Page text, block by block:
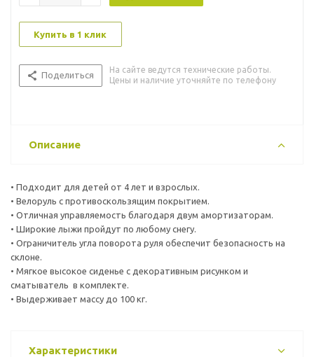
Купить в 1 клик
Поделиться
На сайте ведутся технические работы.
Цены и наличие уточняйте по телефону
Описание
• Подходит для детей от 4 лет и взрослых.
• Велоруль с противоскользящим покрытием.
• Отличная управляемость благодаря двум амортизаторам.
• Широкие лыжи пройдут по любому снегу.
• Ограничитель угла поворота руля обеспечит безопасность на
склоне.
• Мягкое высокое сиденье с декоративным рисунком и
сматыватель в комплекте.
• Выдерживает массу до 100 кг.
Характеристики